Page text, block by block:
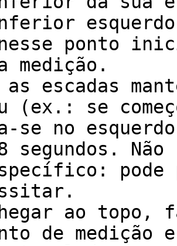
ponto
medição.
escadas
(ex.: se
se no
segundos.
pode
ao topo,
de medição